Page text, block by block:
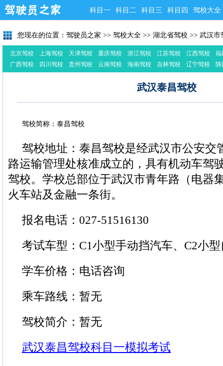
科目一 科目二 科目三 科目四 驾校大全
您现在的位置： 驾驶员之家 >> 驾校大全 >> 湖北省驾校 >> 武汉市
北京驾校 上海驾校 天津驾校 重庆驾校 浙江驾校 江苏驾校 江西驾校
福
广西驾校
四川驾校 贵州驾校 云南驾校 海南驾校 吉林驾校 辽宁驾校 陕
武汉泰昌驾校
驾校简称：泰昌驾校
驾校地址：泰昌驾校是经武汉市公安交
路运输管理处核准成立的，具有机动车驾
驾校。学校总部位于武汉市青年路（电器
火车站及金融一条街。
报名电话：027-51516130
考试车型：C1小型手动挡汽车、C2小
学车价格：电话咨询
乘车路线：暂无
驾校简介：暂无
武汉泰昌驾校科目一模拟考试